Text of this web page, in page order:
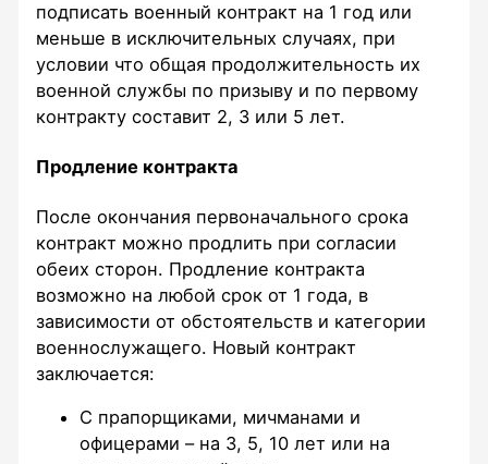
подписать военный контракт на 1 год или
меньше в исключительных случаях, при
условии что общая продолжительность их
военной службы по призыву и по первому
контракту составит 2, 3 или 5 лет.
Продление контракта
После окончания первоначального срока
контракт можно продлить при согласии
обеих сторон. Продление контракта
возможно на любой срок от 1 года, в
зависимости от обстоятельств и категории
военнослужащего. Новый контракт
заключается:
С прапорщиками, мичманами и
офицерами – на 3, 5, 10 лет или на